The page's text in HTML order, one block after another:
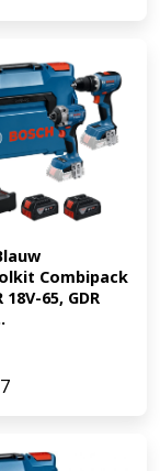
Combipack
18V-65, GDR